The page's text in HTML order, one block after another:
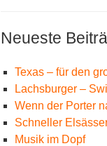
Neueste
Texas – für den
Lachsburger –
Wenn der Porter
Schneller
Musik im Dopf